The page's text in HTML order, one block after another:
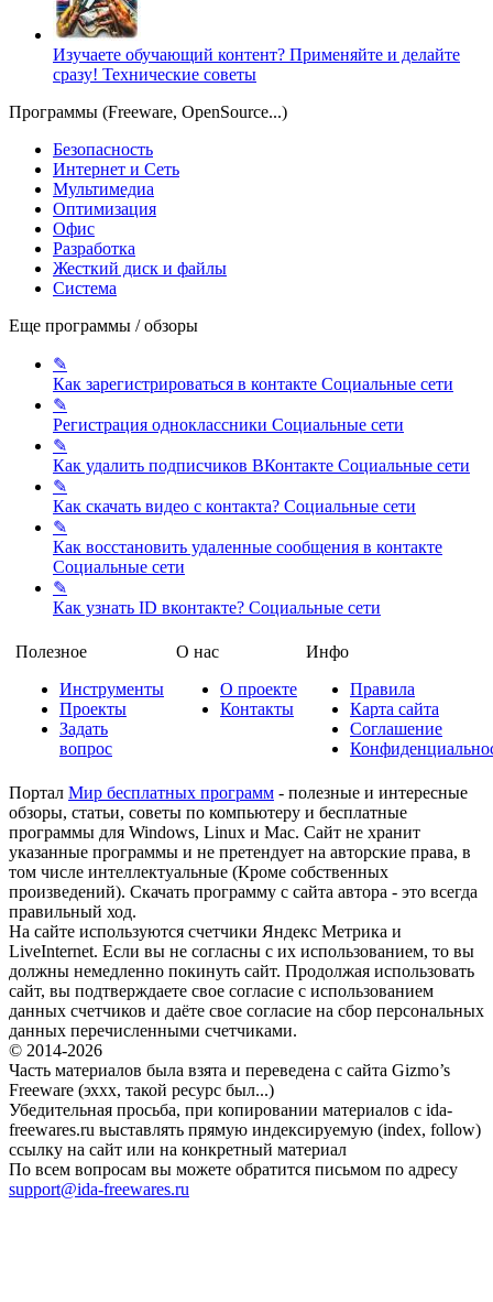
Изучаете обучающий контент? Применяйте и делайте
сразу! Технические советы
Программы (Freeware, OpenSource...)
Безопасность
Интернет и Сеть
Мультимедиа
Оптимизация
Офис
Разработка
Жесткий диск и файлы
Система
Еще программы / обзоры
✎
Как зарегистрироваться в контакте Социальные сети
✎
Регистрация одноклассники Социальные сети
✎
Как удалить подписчиков ВКонтакте Социальные сети
✎
Как скачать видео с контакта? Социальные сети
✎
Как восстановить удаленные сообщения в контакте
Социальные сети
✎
Как узнать ID вконтакте? Социальные сети
Полезное
Инструменты
Проекты
Задать
вопрос
О нас
О проекте
Контакты
Инфо
Правила
Карта сайта
Соглашение
Портал Мир бесплатных программ - полезные и интересные
обзоры, статьи, советы по компьютеру и бесплатные
программы для Windows, Linux и Mac. Сайт не хранит
указанные программы и не претендует на авторские права, в
том числе интеллектуальные (Кроме собственных
произведений). Скачать программу с сайта автора - это всегда
правильный ход.
На сайте используются счетчики Яндекс Метрика и
LiveInternet. Если вы не согласны с их использованием, то вы
должны немедленно покинуть сайт. Продолжая использовать
сайт, вы подтверждаете свое согласие с использованием
данных счетчиков и даёте свое согласие на сбор персональных
данных перечисленными счетчиками.
© 2014-2026
Часть материалов была взята и переведена с сайта Gizmo’s
Freeware (эххх, такой ресурс был...)
Убедительная просьба, при копировании материалов с ida-
freewares.ru выставлять прямую индексируемую (index, follow)
ссылку на сайт или на конкретный материал
По всем вопросам вы можете обратится письмом по адресу
support@ida-freewares.ru